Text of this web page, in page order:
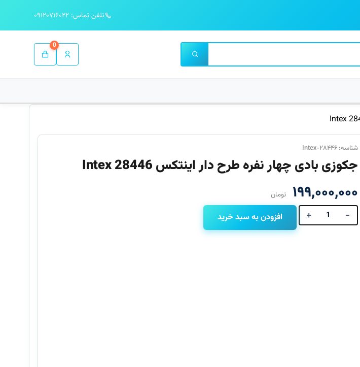
تلفن تماس: ۰۹۱۲۰۷۱۶۰۲۲
0
شناسه: Intex-۲۸۴۴۶
جکوزی بادی چهار نفره طرح دار اینتکس 28446 Intex
۱۹۹,۰۰۰,۰۰۰ تومان
جکوزی
-
+ افزودن به سبد خرید